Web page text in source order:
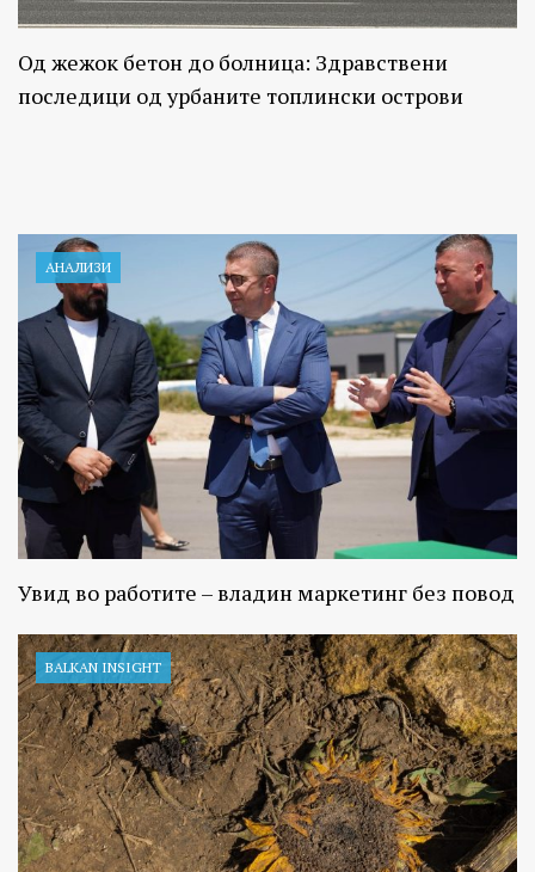
Од жежок бетон до болница: Здравствени
последици од урбаните топлински острови
АНАЛИЗИ
Увид во работите – владин маркетинг без повод
BALKAN INSIGHT